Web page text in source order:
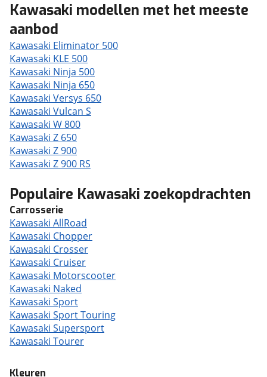
Kawasaki modellen met het meeste
aanbod
Kawasaki Eliminator 500
Kawasaki KLE 500
Kawasaki Ninja 500
Kawasaki Ninja 650
Kawasaki Versys 650
Kawasaki Vulcan S
Kawasaki W 800
Kawasaki Z 650
Kawasaki Z 900
Kawasaki Z 900 RS
Populaire Kawasaki zoekopdrachten
Carrosserie
Kawasaki AllRoad
Kawasaki Chopper
Kawasaki Crosser
Kawasaki Cruiser
Kawasaki Motorscooter
Kawasaki Naked
Kawasaki Sport
Kawasaki Sport Touring
Kawasaki Supersport
Kawasaki Tourer
Kleuren